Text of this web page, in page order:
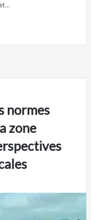
normes
zone